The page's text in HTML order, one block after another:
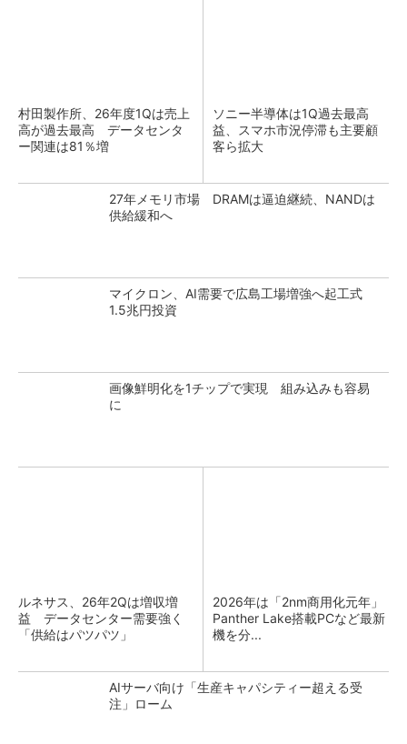
村田製作所、26年度1Qは売上
高が過去最高 データセンタ
ー関連は81％増
ソニー半導体は1Q過去最高
益、スマホ市況停滞も主要顧
客ら拡大
27年メモリ市場 DRAMは逼迫継続、NANDは
供給緩和へ
マイクロン、AI需要で広島工場増強へ起工式
1.5兆円投資
画像鮮明化を1チップで実現 組み込みも容易
に
ルネサス、26年2Qは増収増
益 データセンター需要強く
「供給はパツパツ」
2026年は「2nm商用化元年」
Panther Lake搭載PCなど最新
機を分...
AIサーバ向け「生産キャパシティー超える受
注」ローム